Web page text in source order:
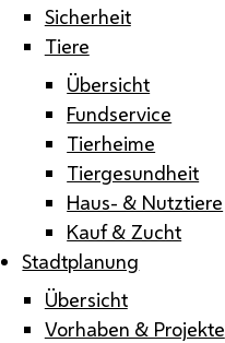
Sicherheit
Tiere
Übersicht
Fundservice
Tierheime
Tiergesundheit
Haus- & Nutztiere
Kauf & Zucht
Stadtplanung
Übersicht
Vorhaben & Projekte